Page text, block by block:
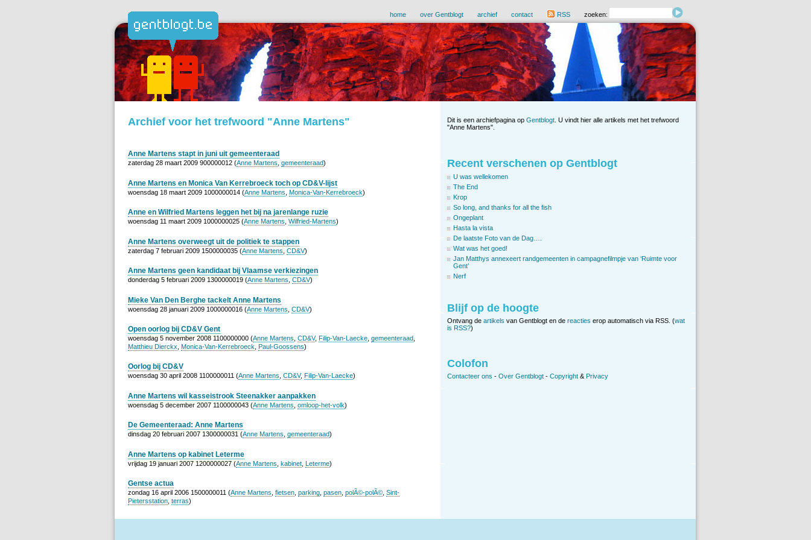
home over Gentblogt archief contact RSS zoeken:
Archief voor het trefwoord "Anne Martens"
Anne Martens stapt in juni uit gemeenteraad
zaterdag 28 maart 2009 900000012 (Anne Martens gemeenteraad)
Anne Martens en Monica Van Kerrebroeck toch op CD&V-lijst
woensdag 18 maart 2009 1000000014 (Anne Martens Monica-Van-Kerrebroeck)
Anne en Wilfried Martens leggen het bij na jarenlange ruzie
woensdag 11 maart 2009 1000000025 (Anne Martens Wilfried-Martens)
Anne Martens overweegt uit de politiek te stappen
zaterdag 7 februari 2009 1500000035 (Anne Martens CD&V)
Anne Martens geen kandidaat bij Vlaamse verkiezingen
donderdag 5 februari 2009 1300000019 (Anne Martens CD&V)
Mieke Van Den Berghe tackelt Anne Martens
woensdag 28 januari 2009 1000000016 (Anne Martens CD&V)
Open oorlog bij CD&V Gent
woensdag 5 november 2008 1100000000 (Anne Martens CD&V, Filip-Van-Laecke gemeenteraad
Matthieu Dierckx Monica-Van-Kerrebroeck Paul-Goossens)
Oorlog bij CD&V
woensdag 30 april 2008 1100000011 (Anne Martens, CD&V, Filip-Van-Laecke)
Anne Martens wil kasseistrook Steenakker aanpakken
woensdag 5 december 2007 1100000043 (Anne Martens omloop-het-volk)
De Gemeenteraad: Anne Martens
dinsdag 20 februari 2007 1300000031 (Anne Martens gemeenteraad)
Anne Martens op kabinet Leterme
vrijdag 19 januari 2007 1200000027 (Anne Martens kabinet Leterme)
Gentse actua
zondag 16 april 2006 1500000011 (Anne Martens fietsen parking pasen polÃ©-polÃ© Sint-
Pietersstation terras)
Dit is een archiefpagina op Gentblogt . U vindt hier alle artikels met het trefwoord
"Anne Martens".
Recent verschenen op Gentblogt
U was wellekomen
The End
Krop
So long, and thanks for all the fish
Ongeplant
Hasta la vista
De laatste Foto van de Dag….
Wat was het goed!
Jan Matthys annexeert randgemeenten in campagnefilmpje van ‘Ruimte voor
Gent’
Nerf
Blijf op de hoogte
Ontvang de artikels van Gentblogt en de reacties erop automatisch via RSS. (wat
is RSS?)
Colofon
Contacteer ons - Over Gentblogt - Copyright & Privacy